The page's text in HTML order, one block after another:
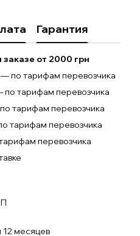
Гарантия
от 2000 грн
по тарифам перевозчика
тарифам перевозчика
тарифам перевозчика
тарифам перевозчика
перевозчика
12 месяцев